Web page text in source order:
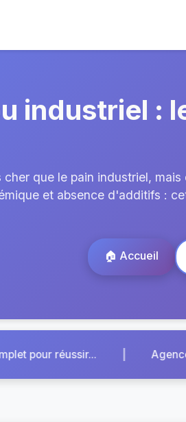
industriel :
que le pain industriel,
et absence d'additifs :
🏠 Accueil
Toulouse : pourquoi Umraty